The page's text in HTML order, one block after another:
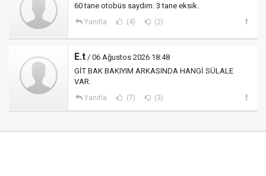
60 tane otobüs saydım. 3 tane eksik.
Yanıtla (4) (2)
E.t / 06 Ağustos 2026 18:48
GİT BAK BAKIYIM ARKASINDA HANGİ SÜLALE
VAR.
Yanıtla (7) (3)